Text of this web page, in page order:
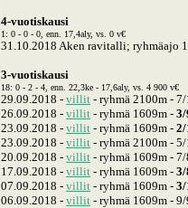
4-vuotiskausi
1: 0 - 0 - 0, enn. 17,4aly, vs. 0 v€
31.10.2018 Aken ravitalli; ryhmäajo
3-vuotiskausi
18: 0 - 2 - 4, enn. 22,3ke - 17,6aly, vs. 4 900 v€
29.09.2018 - villit - ryhmä 2100m -
26.09.2018 - villit - ryhmä 1609m - 3/
23.09.2018 - villit - ryhmä 1609m - 2/
23.09.2018 - villit - ryhmä 2100m -
20.09.2018 - villit - ryhmä 1609m -
17.09.2018 - villit - ryhmä 1609m - 3/
07.09.2018 - villit - ryhmä 1609m - 3/
06.09.2018 - villit - ryhmä 1609m -